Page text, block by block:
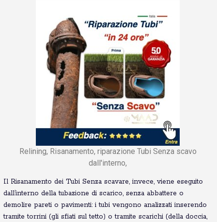
Relining, Risanamento, riparazione Tubi Senza scavo
dall'interno,
Il Risanamento dei Tubi Senza scavare, invece, viene eseguito
dall’interno della tubazione di scarico, senza abbattere o
demolire pareti o pavimenti: i tubi vengono analizzati inserendo
tramite torrini (gli sfiati sul tetto) o tramite scarichi (della doccia,